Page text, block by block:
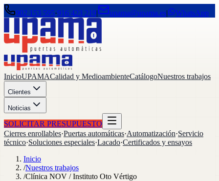
902 153 595·916 423 219| upama@upama.es| WhatsApp
InicioUPAMACalidad y MedioambienteCatálogoNuestros trabajos
Clientes
Noticias
SOLICITAR PRESUPUESTO
Cierres enrollables·Puertas automáticas·Automatización·Servicio
técnico·Soluciones especiales·Lacado·Certificados y ensayos
Inicio
/Nuestros trabajos
/Clínica NOV / Instituto Oto Vértigo